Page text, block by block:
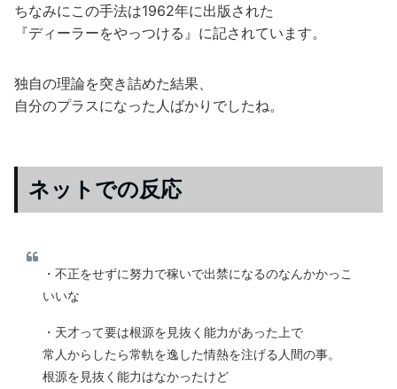
ちなみにこの手法は1962年に出版された
『ディーラーをやっつける』に記されています。
独自の理論を突き詰めた結果、
自分のプラスになった人ばかりでしたね。
ネットでの反応
・不正をせずに努力で稼いで出禁になるのなんかかっこ
いいな
・天才って要は根源を見抜く能力があった上で
常人からしたら常軌を逸した情熱を注げる人間の事。
根源を見抜く能力はなかったけど